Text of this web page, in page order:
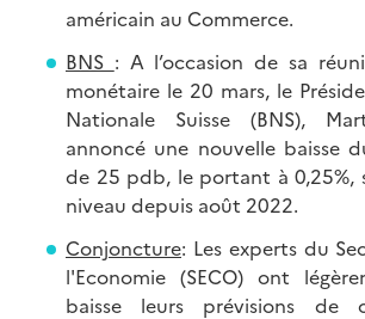
américain au Commerce.
BNS : A l’occasion de sa
monétaire le 20 mars, le
Nationale Suisse (BNS),
annoncé une nouvelle baisse
de 25 pdb, le portant à 0,25%,
niveau depuis août 2022.
Conjoncture: Les experts du
l'Economie (SECO) ont
baisse leurs prévisions de